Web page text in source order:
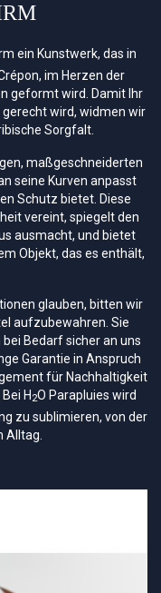
ein Kunstwerk, das in
im Herzen der
geformt wird. Damit Ihr
gerecht wird, widmen wir
Sorgfalt.
maßgeschneiderten
seine Kurven anpasst
Schutz bietet. Diese
vereint, spiegelt den
ausmacht, und bietet
Objekt, das es enthält,
glauben, bitten wir
aufzubewahren. Sie
Bedarf sicher an uns
Garantie in Anspruch
für Nachhaltigkeit
H 2O Parapluies wird
zu sublimieren, von der
Alltag.